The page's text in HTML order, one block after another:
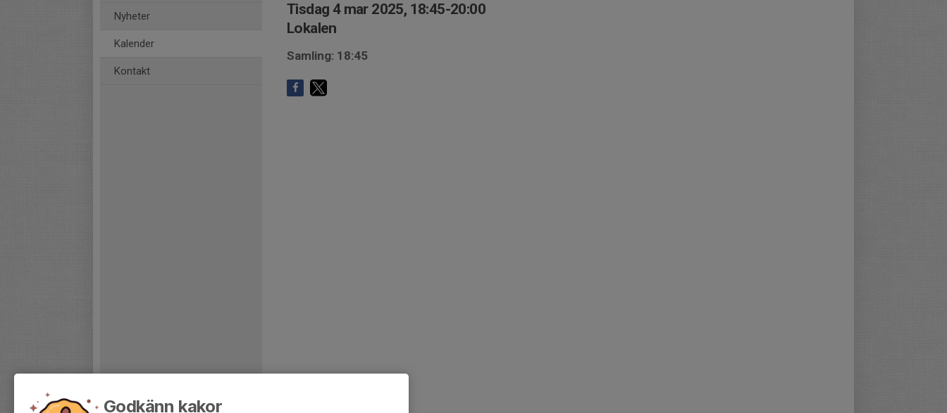
Nyheter
Kalender
Kontakt
Tisdag 4 mar 2025, 18:45-20:00
Lokalen
Samling: 18:45
Godkänn kakor